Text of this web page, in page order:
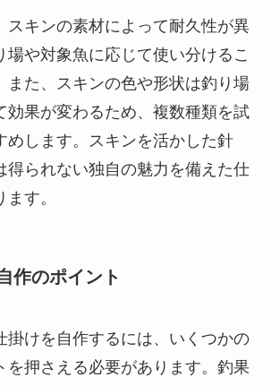
スキンの素材によって耐久性が異
場や対象魚に応じて使い分けるこ
また、スキンの色や形状は釣り場
効果が変わるため、複数種類を試
めします。スキンを活かした針
得られない独自の魅力を備えた仕
す。
作のポイント
掛けを自作するには、いくつかの
を押さえる必要があります。釣果